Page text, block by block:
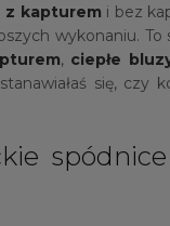
z kapturem i bez
wykonaniu.
, ciepłe
się,